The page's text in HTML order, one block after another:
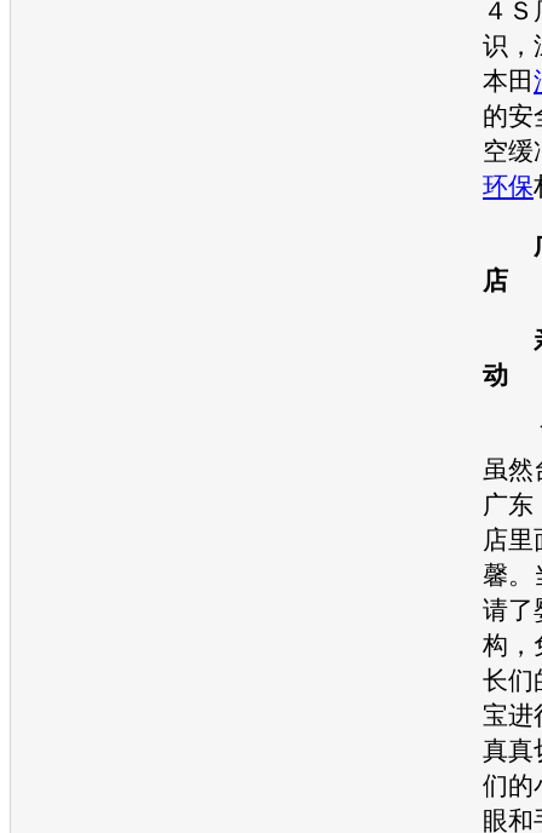
４
识，
本田
的安
空缓
环保
店
亲
动
７
虽然
广东
店里
馨。
请了
构，
长们
宝进
真真
们的
眼和